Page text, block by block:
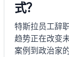
式？
特斯拉员工辞
趋势正在改变
案例到政治家